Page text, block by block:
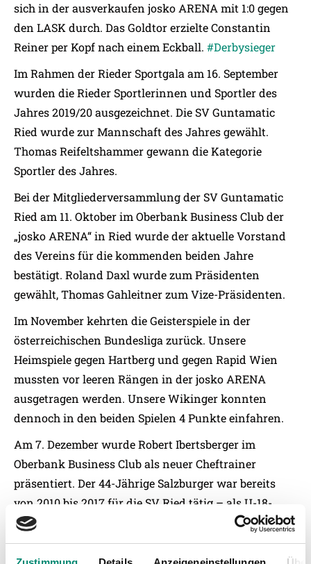
sich in der ausverkaufen josko ARENA mit 1:0 gegen
den LASK durch. Das Goldtor erzielte Constantin
Reiner per Kopf nach einem Eckball. #Derbysieger
Im Rahmen der Rieder Sportgala am 16. September
wurden die Rieder Sportlerinnen und Sportler des
Jahres 2019/20 ausgezeichnet. Die SV Guntamatic
Ried wurde zur Mannschaft des Jahres gewählt.
Thomas Reifeltshammer gewann die Kategorie
Sportler des Jahres.
Bei der Mitgliederversammlung der SV Guntamatic
Ried am 11. Oktober im Oberbank Business Club der
„josko ARENA“ in Ried wurde der aktuelle Vorstand
des Vereins für die kommenden beiden Jahre
bestätigt. Roland Daxl wurde zum Präsidenten
gewählt, Thomas Gahleitner zum Vize-Präsidenten.
Im November kehrten die Geisterspiele in der
österreichischen Bundesliga zurück. Unsere
Heimspiele gegen Hartberg und gegen Rapid Wien
mussten vor leeren Rängen in der josko ARENA
ausgetragen werden. Unsere Wikinger konnten
dennoch in den beiden Spielen 4 Punkte einfahren.
Am 7. Dezember wurde Robert Ibertsberger im
Oberbank Business Club als neuer Cheftrainer
präsentiert. Der 44-Jährige Salzburger war bereits
von 2010 bis 2017 für die SV Ried tätig – als U-18-
Trainer und ab Jänner 2011 als Leiter der Akademie.
Das aktuelle Trainerteam wird unter Robert
Ibertsberger weiterarbeiten.